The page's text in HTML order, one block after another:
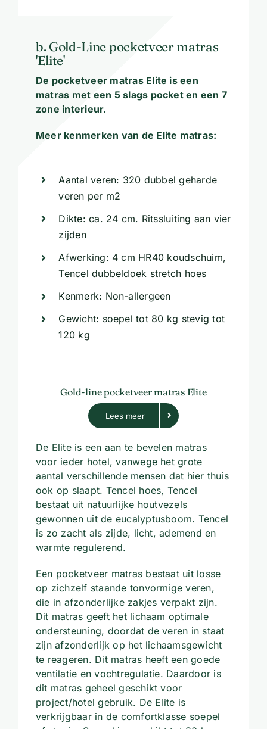
b. Gold-Line pocketveer matras
'Elite'
De pocketveer matras Elite is een
matras met een 5 slags pocket en een 7
zone interieur.
Meer kenmerken van de Elite matras:
Aantal veren: 320 dubbel geharde
veren per m2
Dikte: ca. 24 cm. Ritssluiting aan vier
zijden
Afwerking: 4 cm HR40 koudschuim,
Tencel dubbeldoek stretch hoes
Kenmerk: Non-allergeen
Gewicht: soepel tot 80 kg stevig tot
120 kg
Gold-line pocketveer matras Elite
Lees meer
De Elite is een aan te bevelen matras
voor ieder hotel, vanwege het grote
aantal verschillende mensen dat hier thuis
ook op slaapt. Tencel hoes, Tencel
bestaat uit natuurlijke houtvezels
gewonnen uit de eucalyptusboom. Tencel
is zo zacht als zijde, licht, ademend en
warmte regulerend.
Een pocketveer matras bestaat uit losse
op zichzelf staande tonvormige veren,
die in afzonderlijke zakjes verpakt zijn.
Dit matras geeft het lichaam optimale
ondersteuning, doordat de veren in staat
zijn afzonderlijk op het lichaamsgewicht
te reageren. Dit matras heeft een goede
ventilatie en vochtregulatie. Daardoor is
dit matras geheel geschikt voor
project/hotel gebruik. De Elite is
verkrijgbaar in de comfortklasse soepel